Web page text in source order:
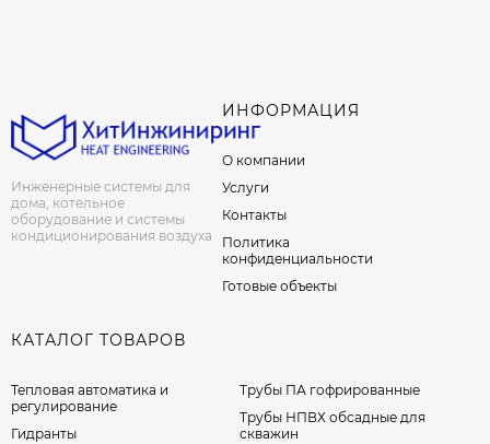
Инженерные системы для
дома, котельное
оборудование и системы
кондиционирования воздуха
ИНФОРМАЦИЯ
О компании
Услуги
Контакты
Политика
конфиденциальности
Готовые объекты
КАТАЛОГ ТОВАРОВ
Тепловая автоматика и
регулирование
Гидранты
Трубы ПА гофрированные
Трубы НПВХ обсадные для
скважин